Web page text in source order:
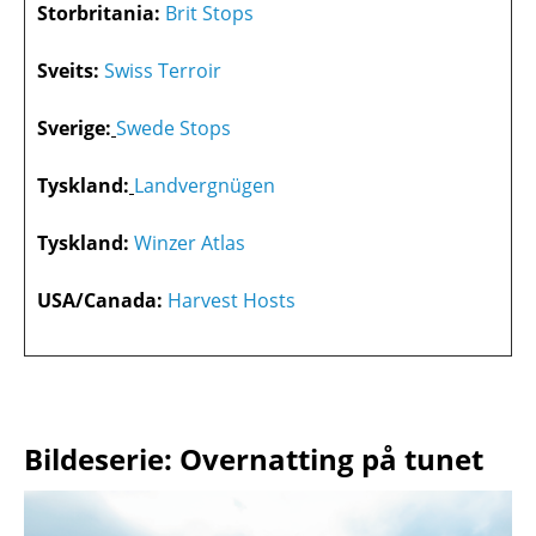
Storbritania: Brit Stops
Sveits: Swiss Terroir
Sverige: Swede Stops
Tyskland: Landvergnügen
Tyskland: Winzer Atlas
USA/Canada: Harvest Hosts
Bildeserie: Overnatting på tunet
Skjermbilde
Skjermbilde
Skjermbilde
Skjermbilde
Skjermbilde
Skjermbilde
Skjermbilde
Skjermbilde